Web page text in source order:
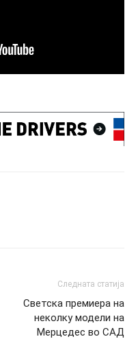
Следната статија
Светска премиера на
неколку модели на
Мерцедес во САД